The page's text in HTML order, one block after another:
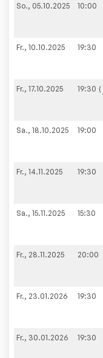
So., 05.10.2025 10:00
Fr., 10.10.2025 19:30
Fr., 17.10.2025 19:30
Sa., 18.10.2025 19:00
Fr., 14.11.2025 19:30
Sa., 15.11.2025 15:30
Fr., 28.11.2025 20:00
Fr., 23.01.2026 19:30
Fr., 30.01.2026 19:30